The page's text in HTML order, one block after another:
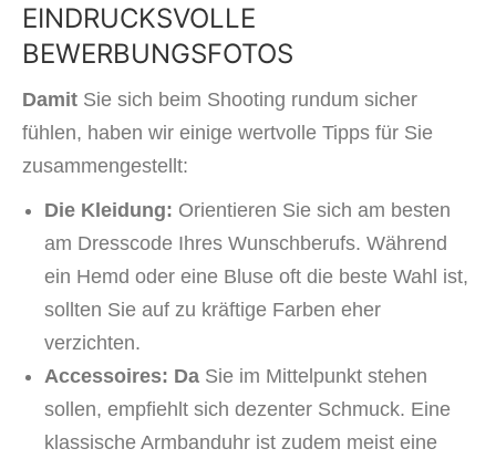
EINDRUCKSVOLLE
BEWERBUNGSFOTOS
Damit Sie sich beim Shooting rundum sicher
fühlen, haben wir einige wertvolle Tipps für Sie
zusammengestellt:
Die Kleidung: Orientieren Sie sich am besten
am Dresscode Ihres Wunschberufs. Während
ein Hemd oder eine Bluse oft die beste Wahl ist,
sollten Sie auf zu kräftige Farben eher
verzichten.
Accessoires: Da Sie im Mittelpunkt stehen
sollen, empfiehlt sich dezenter Schmuck. Eine
klassische Armbanduhr ist zudem meist eine